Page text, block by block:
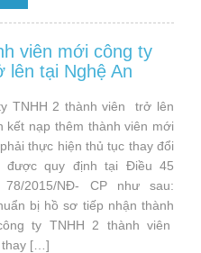
viên mới công ty
lên tại Nghệ An
TNHH 2 thành viên trở lên
kết nạp thêm thành viên mới
thực hiện thủ tục thay đổi
được quy định tại Điều 45
78/2015/NĐ- CP như sau:
bị hồ sơ tiếp nhận thành
ty TNHH 2 thành viên
thay […]